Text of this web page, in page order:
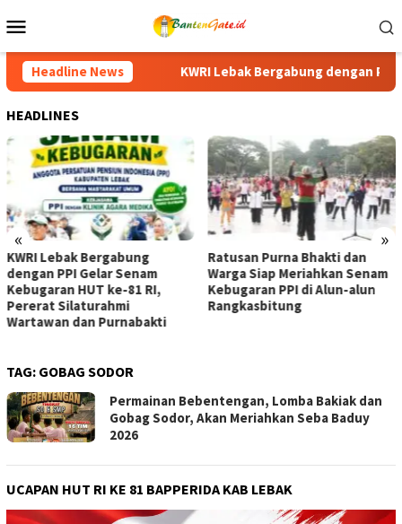
ke
Mobile
Headline News
Lebak Bergabung dengan PPI Gelar Senam Kebugaran HUT
HEADLINES
« »
Ratusan Purna Bhakti dan
Warga Siap Meriahkan Senam
Kebugaran PPI di Alun-alun
Rangkasbitung
KUA-PPAS APBD
2027 Disepakati,
Pemkab Perkuat
Pembangunan Daerah
TAG: GOBAG SODOR
Permainan Bebentengan, Lomba Bakiak dan
Gobag Sodor, Akan Meriahkan Seba Baduy
2026
UCAPAN HUT RI KE 81 BAPPERIDA KAB LEBAK